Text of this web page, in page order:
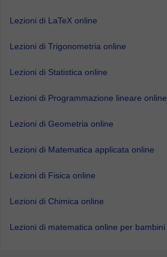
Lezioni di LaTeX online
Lezioni di Trigonometria online
Lezioni di Statistica online
Lezioni di Programmazione lineare online
Lezioni di Geometria online
Lezioni di Matematica applicata online
Lezioni di Fisica online
Lezioni di Chimica online
Lezioni di matematica online per bambini